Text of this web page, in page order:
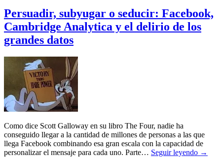
Persuadir, subyugar o seducir: Facebook,
Cambridge Analytica y el delirio de los
grandes datos
Como dice Scott Galloway en su libro The Four, nadie ha
conseguido llegar a la cantidad de millones de personas a las que
llega Facebook combinando esa gran escala con la capacidad de
personalizar el mensaje para cada uno. Parte… Seguir leyendo →